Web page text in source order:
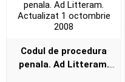
Codul de procedura
penala. Ad Litteram.